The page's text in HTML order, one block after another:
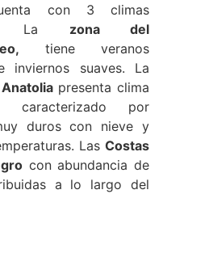
con 3 climas
La zona del
tiene veranos
inviernos suaves. La
presenta clima
caracterizado por
duros con nieve y
Las Costas
con abundancia de
a lo largo del